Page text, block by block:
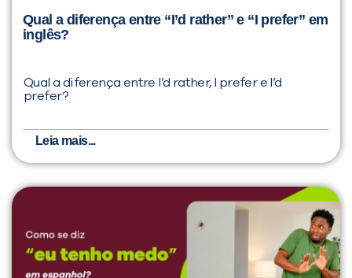
Qual a diferença entre “I’d rather” e “I prefer” em
inglês?
Qual a diferença entre I’d rather, I prefer e I’d
prefer?
Leia mais...